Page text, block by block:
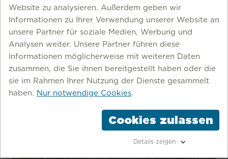
Website zu analysieren. Außerdem geben wir
Informationen zu Ihrer Verwendung unserer Website an
unsere Partner für soziale Medien, Werbung und
Analysen weiter. Unsere Partner führen diese
Informationen möglicherweise mit weiteren Daten
zusammen, die Sie ihnen bereitgestellt haben oder die
sie im Rahmen Ihrer Nutzung der Dienste gesammelt
haben. Nur notwendige Cookies.
Cookies zulassen
Details zeigen